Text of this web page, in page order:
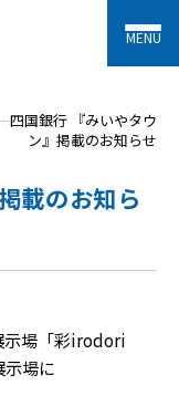
MENU
四国銀行 『みいやタウ
ン』掲載のお知らせ
載のお知ら
示場「彩irodori
場に